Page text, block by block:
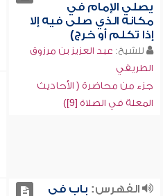
يصلي الإمام في
مكانه الذي صلى فيه إلا
إذا تكلم أو خرج)
للشيخ: عبد العزيز بن مرزوق
الطريفي
جزء من محاضرة ( الأحاديث
المعلة في الصلاة [9])
الفهرس: باب في